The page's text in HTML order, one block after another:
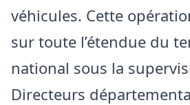
véhicules. Cette
sur toute l’étendue du
national sous la
Directeurs